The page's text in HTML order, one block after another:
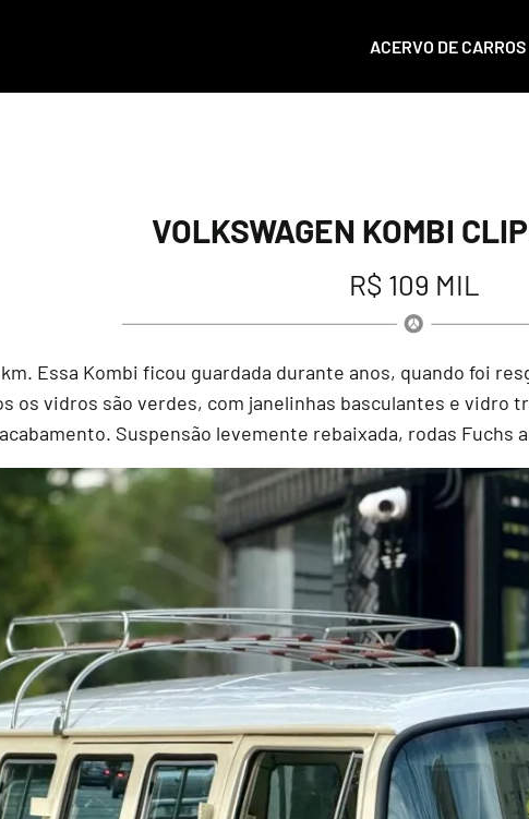
ACERVO DE CARROS
VOLKSWAGEN KOMBI
R$ 109 MIL
km. Essa Kombi ficou guardada durante anos, quando foi
os vidros são verdes, com janelinhas basculantes e
Suspensão levemente rebaixada, rodas Fuchs